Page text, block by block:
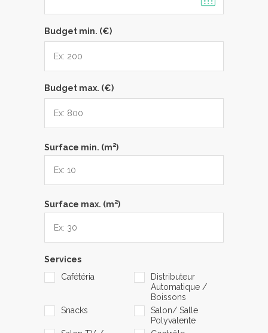
Budget min. (€)
Budget max. (€)
Surface min. (m2)
Surface max. (m2)
Services
Cafétéria
Distributeur
Automatique /
Boissons
Snacks
Salon/ Salle
Polyvalente